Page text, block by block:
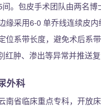
。包皮手术团队由两名
缘采用6-0 单乔线连续皮
位系带长度，避免术后系
红肿、渗出等异常并推送
外科
南省临床重点专科，开放